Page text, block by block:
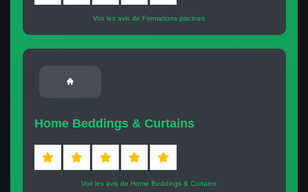
Voir les avis de Formations piscines
Home Beddings & Curtains
Voir les avis de Home Beddings & Curtains